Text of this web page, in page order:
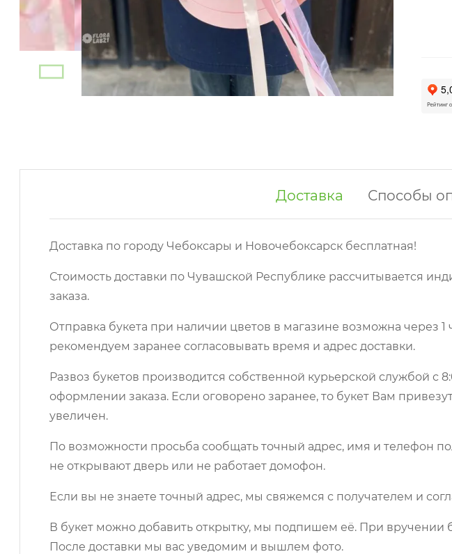
Доставка Способы
Доставка по городу Чебоксары и Новочебоксарск бесплатная!
Стоимость доставки по Чувашской Республике рассчитывается
заказа.
Отправка букета при наличии цветов в магазине возможна через
рекомендуем заранее согласовывать время и адрес доставки.
Развоз букетов производится собственной курьерской службой
оформлении заказа. Если оговорено заранее, то букет Вам
увеличен.
По возможности просьба сообщать точный адрес, имя и телефон
не открывают дверь или не работает домофон.
Если вы не знаете точный адрес, мы свяжемся с получателем и
В букет можно добавить открытку, мы подпишем её. При вручении
После доставки мы вас уведомим и вышлем фото.